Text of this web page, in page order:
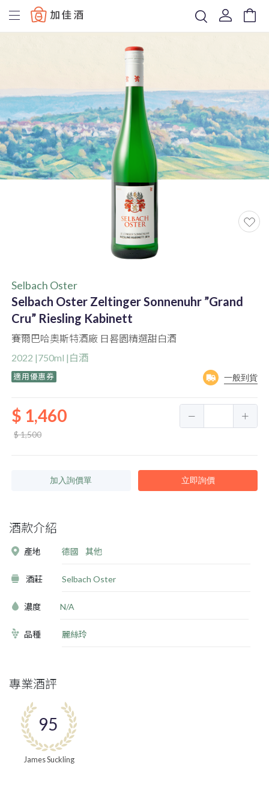
Baccus
Selbach Oster
Selbach Oster Zeltinger Sonnenuhr ”Grand
Cru” Riesling Kabinett
賽爾巴哈奧斯特酒廠 日晷園精選甜白酒
2022 |750ml |白酒
適用優惠券 一般到貨
$ 1,460
$ 1,500
加入詢價單 立即詢價
酒款介紹
產地 德國 其他
酒莊 Selbach Oster
濃度 N/A
品種 麗絲玲
專業酒評
95
James Suckling